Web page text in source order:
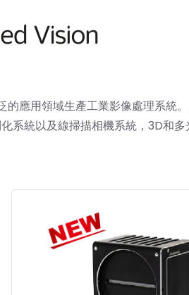
應用領域生產工業影像處理系統。
系統以及線掃描相機系統，3D和多